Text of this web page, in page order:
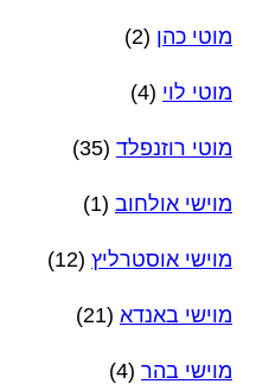
מוטי כהן (2)
מוטי לוי (4)
מוטי רוזנפלד (35)
מוישי אולחוב (1)
מוישי אוסטרליץ (12)
מוישי באנדא (21)
מוישי בהר (4)